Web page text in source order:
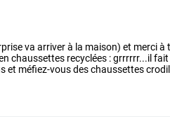
va arriverà la maison) et mercià
chaussettes recyclées :grrrrrr...ilfait
et méfiez-vousdeschaussettes